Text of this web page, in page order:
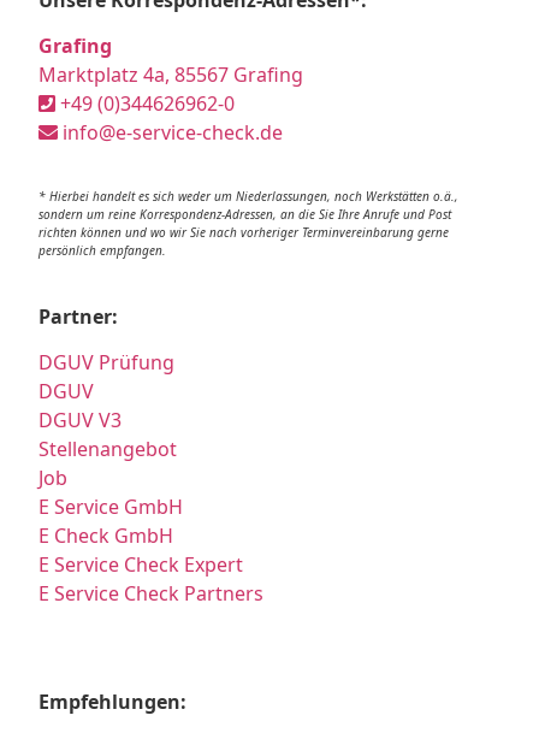
Grafing
Marktplatz 4a, 85567 Grafing
+49 (0)344626962-0
info@e-service-check.de
* Hierbei handelt es sich weder um Niederlassungen, noch Werkstätten o.ä.,
sondern um reine Korrespondenz-Adressen, an die Sie Ihre Anrufe und Post
richten können und wo wir Sie nach vorheriger Terminvereinbarung gerne
persönlich empfangen.
Partner:
DGUV Prüfung
DGUV
DGUV V3
Stellenangebot
Job
E Service GmbH
E Check GmbH
E Service Check Expert
E Service Check Partners
Empfehlungen: